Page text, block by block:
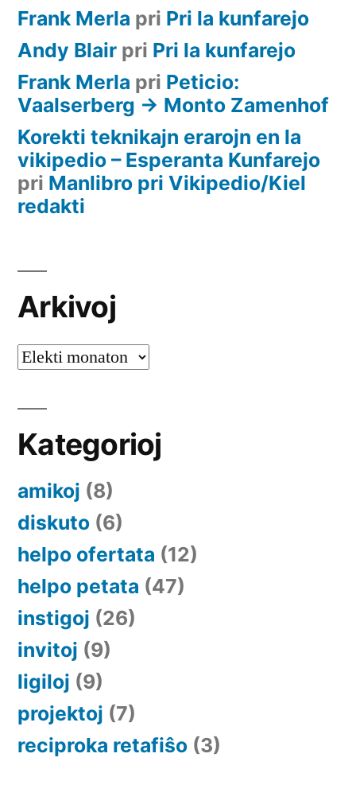
Frank Merla pri Pri la kunfarejo
Andy Blair pri Pri la kunfarejo
Frank Merla pri Peticio:
Vaalserberg -> Monto Zamenhof
Korekti teknikajn erarojn en la
vikipedio – Esperanta Kunfarejo
pri Manlibro pri Vikipedio/Kiel
redakti
Arkivoj
Arkivoj
Kategorioj
amikoj (8)
diskuto (6)
helpo ofertata (12)
helpo petata (47)
instigoj (26)
invitoj (9)
ligiloj (9)
projektoj (7)
reciproka retafiŝo (3)